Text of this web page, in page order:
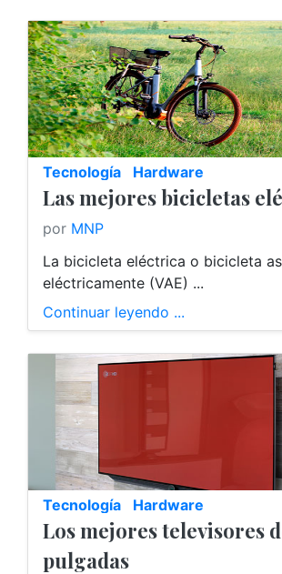
Tecnología Hardware
Las mejores bicicletas
por MNP
La bicicleta eléctrica o bicicleta
eléctricamente (VAE) ...
Continuar leyendo ...
Tecnología Hardware
Los mejores televisores
pulgadas